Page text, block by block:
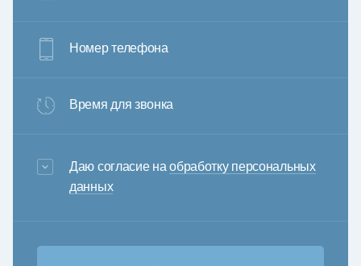
Номер телефона
Время для звонка
3+6=
Даю согласие наобработку персональных
данных